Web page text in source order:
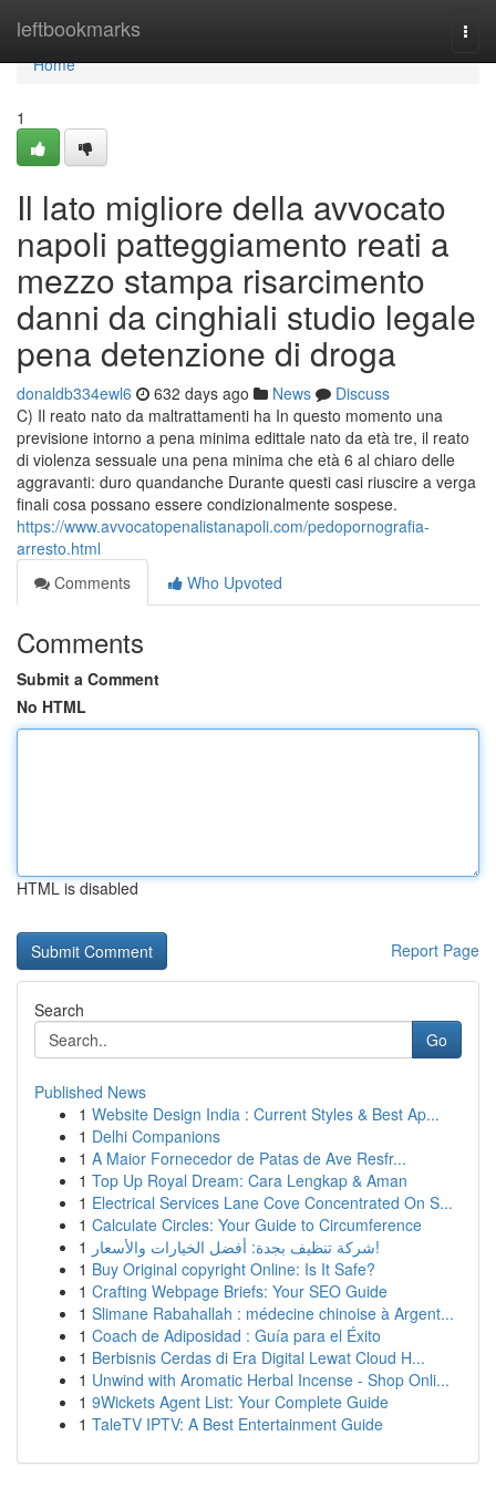
leftbookmarks
Home
Home
1
Il lato migliore della avvocato
napoli patteggiamento reati a
mezzo stampa risarcimento
danni da cinghiali studio legale
pena detenzione di droga
donaldb334ewl6 632 days ago News
Discuss
C) Il reato nato da maltrattamenti ha In questo momento una
previsione intorno a pena minima edittale nato da età tre, il reato
di violenza sessuale una pena minima che età 6 al chiaro delle
aggravanti: duro quandanche Durante questi casi riuscire a verga
finali cosa possano essere condizionalmente sospese.
https://www.avvocatopenalistanapoli.com/pedopornografia-
arresto.html
Comments
Who Upvoted
Comments
Submit a Comment
No HTML
HTML is disabled
Report Page
Search
Go
Published News
1 Website Design India : Current Styles & Best Ap...
1 Delhi Companions
1 A Maior Fornecedor de Patas de Ave Resfr...
1 Top Up Royal Dream: Cara Lengkap & Aman
1 Electrical Services Lane Cove Concentrated On S...
1 Calculate Circles: Your Guide to Circumference
1
شركة تنظيف بجدة: أفضل الخيارات والأسعار!
1 Buy Original copyright Online: Is It Safe?
1 Crafting Webpage Briefs: Your SEO Guide
1 Slimane Rabahallah : médecine chinoise à Argent...
1 Coach de Adiposidad : Guía para el Éxito
1 Berbisnis Cerdas di Era Digital Lewat Cloud H...
1 Unwind with Aromatic Herbal Incense - Shop Onli...
1 9Wickets Agent List: Your Complete Guide
1 TaleTV IPTV: A Best Entertainment Guide